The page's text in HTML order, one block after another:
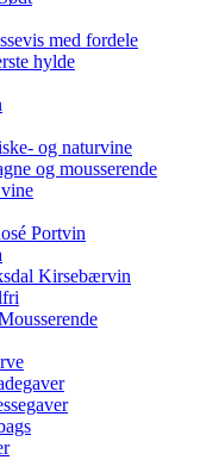
med fordele
hylde
og naturvine
og mousserende
Portvin
Kirsebærvin